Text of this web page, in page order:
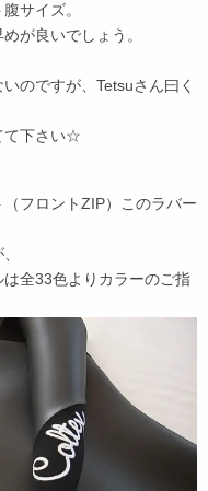
サイズ。
が良いでしょう。
のですが、Tetsuさん曰く
て下さい☆
フロントZIP）このラバー
全33色よりカラーのご指